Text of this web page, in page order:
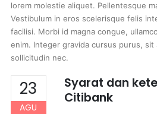
lorem molestie aliquet. Pellentesque
Vestibulum in eros scelerisque felis
facilisi. Morbi id magna congue,
enim. Integer gravida cursus purus, sit
sollicitudin nec.
23
AGU
Syarat dan
Citibank